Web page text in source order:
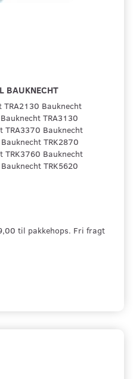
BAUKNECHT
Bauknecht
TRA3130
TRA3370 Bauknecht
TRK2870
TRK3760 Bauknecht
TRK5620
til pakkehops. Fri fragt